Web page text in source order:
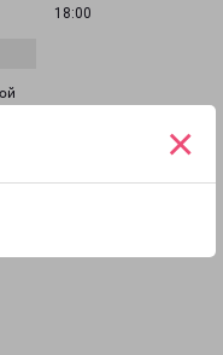
×
18:00
области